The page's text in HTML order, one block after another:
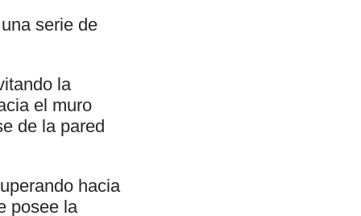
serie de
la
el muro
de la pared
hacia
posee la